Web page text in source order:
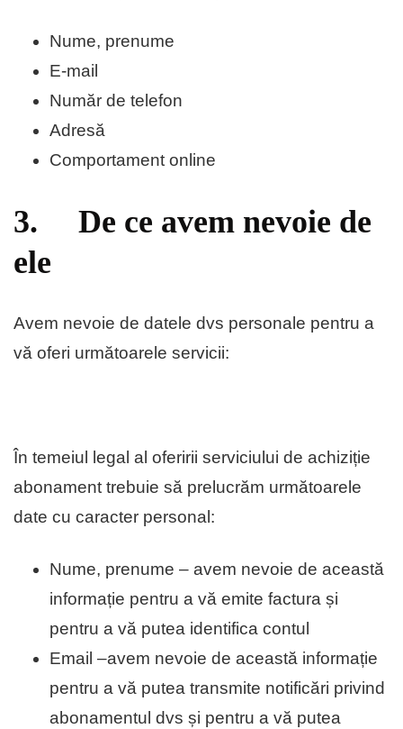
Nume, prenume
E-mail
Număr de telefon
Adresă
Comportament online
3. De ce avem nevoie de
ele
Avem nevoie de datele dvs personale pentru a
vă oferi următoarele servicii:
În temeiul legal al oferirii serviciului de achiziție
abonament trebuie să prelucrăm următoarele
date cu caracter personal:
Nume, prenume – avem nevoie de această
informație pentru a vă emite factura și
pentru a vă putea identifica contul
Email –avem nevoie de această informație
pentru a vă putea transmite notificări privind
abonamentul dvs și pentru a vă putea